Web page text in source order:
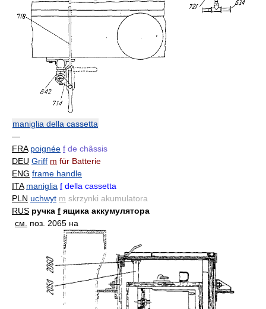
maniglia della cassetta
—
FRA poignée f de châssis
DEU Griff m für Batterie
ENG frame handle
ITA maniglia f della cassetta
PLN uchwyt m skrzynki akumulatora
RUS ручка f ящика аккумулятора
см.
поз. 2065 на